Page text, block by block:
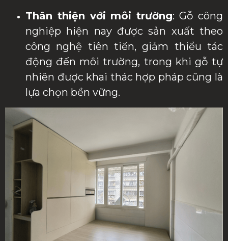
Thân thiện với môi trường: Gỗ công
nghiệp hiện nay được sản xuất theo
công nghệ tiên tiến, giảm thiểu tác
động đến môi trường, trong khi gỗ tự
nhiên được khai thác hợp pháp cũng là
lựa chọn bền vững.